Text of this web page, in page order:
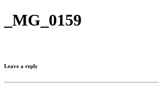
_MG_0159
Leave a reply